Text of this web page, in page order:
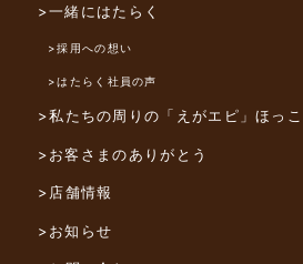
>一緒にはたらく
>採用への想い
>はたらく社員の声
>私たちの周りの「えがエピ」ほっ
>お客さまのありがとう
>店舗情報
>お知らせ